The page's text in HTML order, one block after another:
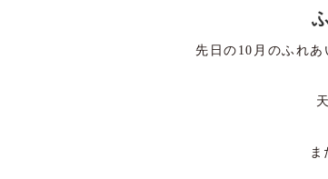
先日の10月のふれ
ま